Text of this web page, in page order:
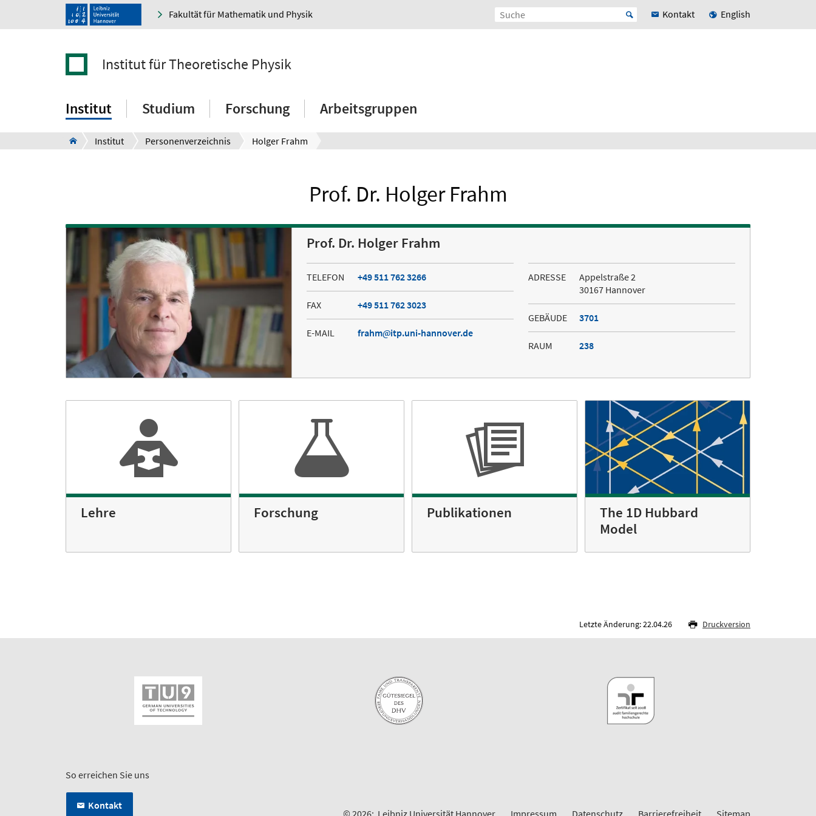
Fakultät für Mathematik und Physik Kontakt English
Institut für Theoretische Physik
Institut Studium Forschung Arbeitsgruppen
Institut Personenverzeichnis Holger Frahm
Prof. Dr. Holger Frahm
Prof. Dr. Holger Frahm
TELEFON +49 511 762 3266
FAX +49 511 762 3023
E-MAIL frahm itp.uni-hannover.de
ADRESSE
Appelstraße 2
30167 Hannover
GEBÄUDE 3701
RAUM 238
Lehre Forschung Publikationen
The 1D Hubbard
Model
Letzte Änderung: 22.04.26 Druckversion
So erreichen Sie uns
Kontakt